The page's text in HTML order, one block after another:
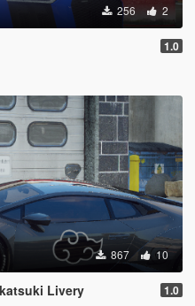
256 2
1.0
867 10
Livery 1.0